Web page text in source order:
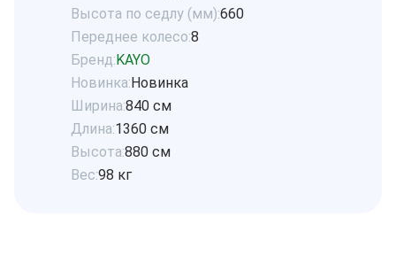
Высота по седлу (мм):660
Переднее колесо:8
Бренд:KAYO
Новинка:Новинка
Ширина:840 см
Длина:1360 см
Высота:880 см
Вес:98 кг